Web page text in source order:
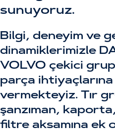
sunuyoruz.
Bilgi, deneyim ve
dinamiklerimizle
VOLVO çekici
parça
vermekteyiz. Tır
şanzıman,
filtre aksamına ek